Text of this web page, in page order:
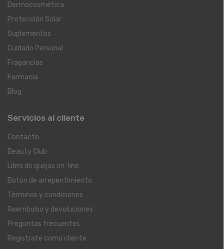
Dermocosmética
Protección Solar
Suplementos
Cuidado Personal
Fragancias
Farmacia
Blog
Servicios al cliente
Contacto
Beauty Club
Libro de quejas on-line
Botón de arrepentimiento
Términos y condiciones
Reembolso y devoluciones
Preguntas frecuentes
Registrate como cliente